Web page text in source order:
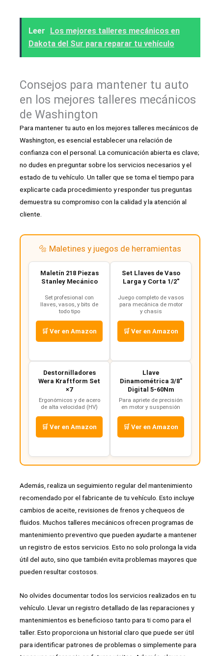
Leer
Los mejores talleres mecánicos en
Dakota del Sur para reparar tu vehículo
Consejos para mantener tu auto
en los mejores talleres mecánicos
de Washington
Para mantener tu auto en los mejores talleres mecánicos de
Washington, es esencial establecer una relación de
confianza con el personal. La comunicación abierta es clave;
no dudes en preguntar sobre los servicios necesarios y el
estado de tu vehículo. Un taller que se toma el tiempo para
explicarte cada procedimiento y responder tus preguntas
demuestra su compromiso con la calidad y la atención al
cliente.
🔩 Maletines y juegos de herramientas
Maletín 218 Piezas
Stanley Mecánico
Set profesional con
llaves, vasos, y bits de
todo tipo
🛒 Ver en Amazon
Set Llaves de Vaso
Larga y Corta 1/2"
Juego completo de vasos
para mecánica de motor
y chasis
🛒 Ver en Amazon
Destornilladores
Wera Kraftform Set
×7
Ergonómicos y de acero
de alta velocidad (HV)
🛒 Ver en Amazon
Llave
Dinamométrica 3/8"
Digital 5-60Nm
Para apriete de precisión
en motor y suspensión
🛒 Ver en Amazon
Además, realiza un seguimiento regular del mantenimiento
recomendado por el fabricante de tu vehículo. Esto incluye
cambios de aceite, revisiones de frenos y chequeos de
fluidos. Muchos talleres mecánicos ofrecen programas de
mantenimiento preventivo que pueden ayudarte a mantener
un registro de estos servicios. Esto no solo prolonga la vida
útil del auto, sino que también evita problemas mayores que
pueden resultar costosos.
No olvides documentar todos los servicios realizados en tu
vehículo. Llevar un registro detallado de las reparaciones y
mantenimientos es beneficioso tanto para ti como para el
taller. Esto proporciona un historial claro que puede ser útil
para identificar patrones de problemas o simplemente para